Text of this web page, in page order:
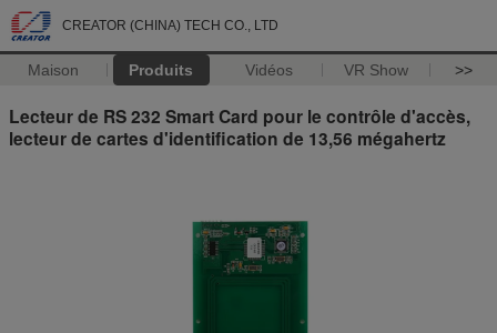
CREATOR (CHINA) TECH CO., LTD
Maison Produits Vidéos VR Show >>
Lecteur de RS 232 Smart Card pour le contrôle d'accès,
lecteur de cartes d'identification de 13,56 mégahertz